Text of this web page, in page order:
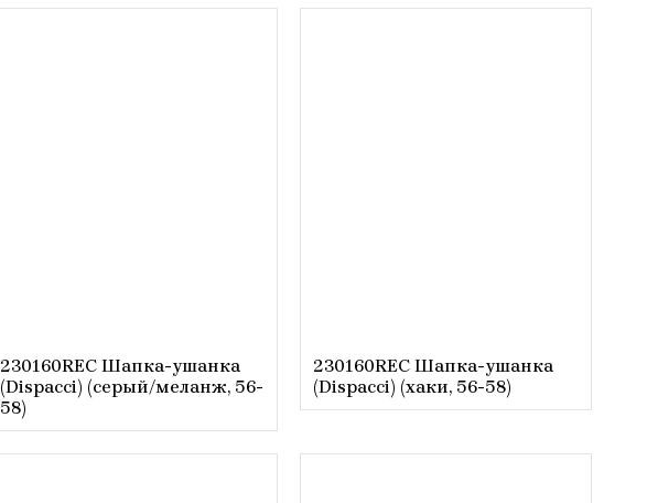
230160REC Шапка-ушанка
(Dispacci) (серый/меланж, 56-
58)
230160REC Шапка-ушанка
(Dispacci) (хаки, 56-58)